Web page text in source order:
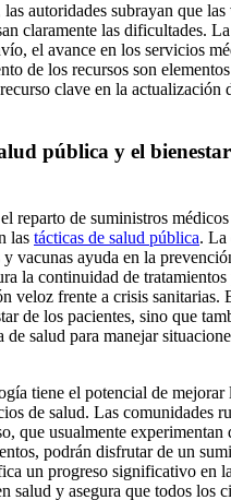
autoridades subrayan que las
claramente las dificultades.
el avance en los servicios
de los recursos son
clave en la actualización
pública y el
reparto de suministros
las tácticas de salud pública. La
vacunas ayuda en la
la continuidad de
veloz frente a crisis sanitarias.
de los pacientes, sino que
de salud para manejar
tiene el potencial de mejorar
de salud. Las comunidades
que usualmente experimentan
podrán disfrutar de un
un progreso significativo en
salud y asegura que todos los